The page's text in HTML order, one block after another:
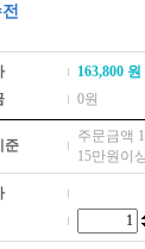
163,800 원
0원
준
주문금액
15만원이